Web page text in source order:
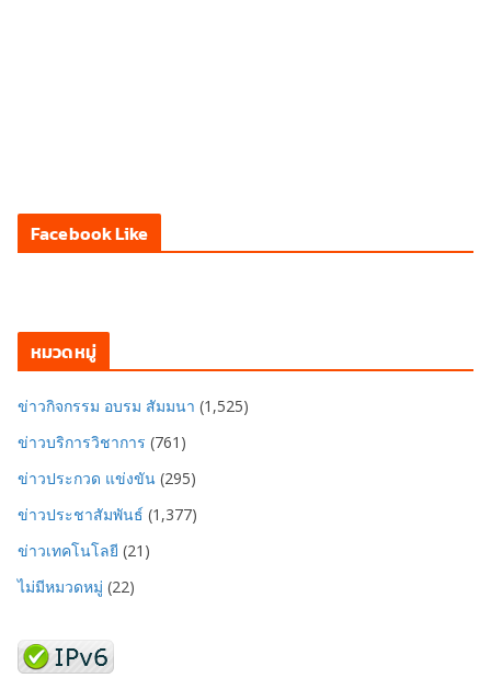
Facebook Like
หมวดหมู่
ข่าวกิจกรรม อบรม สัมมนา (1,525)
ข่าวบริการวิชาการ (761)
ข่าวประกวด แข่งขัน (295)
ข่าวประชาสัมพันธ์ (1,377)
ข่าวเทคโนโลยี (21)
ไม่มีหมวดหมู่ (22)